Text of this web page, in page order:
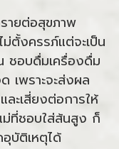
ยต่อสุขภาพ
ตั้งครรภ์แต่จะเป็น
ชอบดื่มเครื่องดื่ม
เพราะจะส่งผล
ะเสี่ยงต่อการให้
ที่ชอบใส่ส้นสูง ก็
อุบัติเหตุได้